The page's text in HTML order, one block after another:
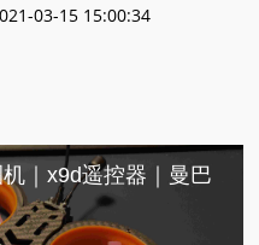
03-15 15:00:34
｜x9d遥控器｜曼巴